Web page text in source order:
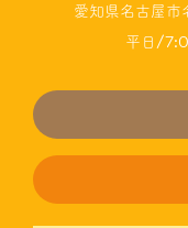
愛知県名古屋
平日/